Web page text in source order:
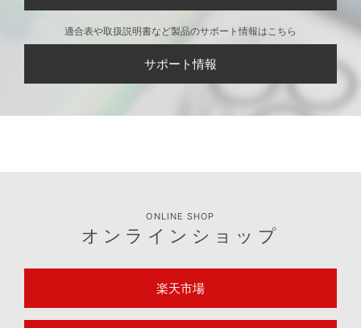
適合表や取扱説明書など製品のサポート情報はこちら
サポート情報
ONLINE SHOP
オンラインショップ
楽天市場